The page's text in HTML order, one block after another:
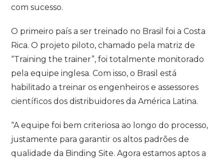
com sucesso.
O primeiro país a ser treinado no Brasil foi a Costa
Rica. O projeto piloto, chamado pela matriz de
“Training the trainer”, foi totalmente monitorado
pela equipe inglesa. Com isso, o Brasil está
habilitado a treinar os engenheiros e assessores
científicos dos distribuidores da América Latina.
“A equipe foi bem criteriosa ao longo do processo,
justamente para garantir os altos padrões de
qualidade da Binding Site. Agora estamos aptos a